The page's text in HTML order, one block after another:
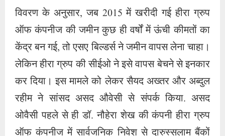
विवरण के अनुसार, जब 2015 में खरीदी गई हीरा ग्रुप
ऑफ कंपनीज की जमीन कुछ ही वर्षों में ऊंची कीमतों का
केंद्र बन गई, तो एसए बिल्डर्स ने जमीन वापस लेना चाहा।
लेकिन हीरा ग्रुप की सीईओ ने इसे वापस बेचने से इनकार
कर दिया। इस मामले को लेकर सैयद अख्तर और अब्दुल
रहीम ने सांसद असद औवेसी से संपर्क किया. असद
ओवैसी पहले से ही डॉ. नौहेरा शेख की कंपनी हीरा ग्रुप
ऑफ कंपनीज में सार्वजनिक निवेश से दारुस्सलाम बैंकों